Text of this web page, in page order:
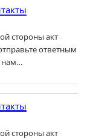
стороны акт
ответным
нам…
стороны акт